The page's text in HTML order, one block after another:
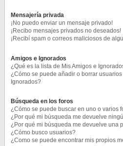
Mensajería privada
¡No puedo enviar un mensaje privado!
¡Recibo mensajes privados no deseados!
¡Recibí spam o correos maliciosos de
Amigos e Ignorados
¿Qué es la lista de Mis Amigos e
¿Cómo se puede añadir o borrar
Ignorados?
Búsqueda en los foros
¿Cómo se puede buscar en uno o varios
¿Por qué mi búsqueda me devuelve
¿Por qué mi búsqueda me devuelve una
¿Cómo busco usuarios?
¿Como se puede encontrar mis propios